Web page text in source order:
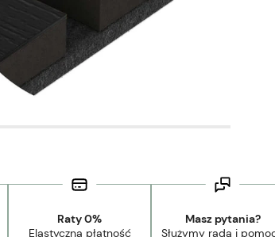
Raty 0%
Elastyczna płatność
Masz pytania?
Służymy radą i